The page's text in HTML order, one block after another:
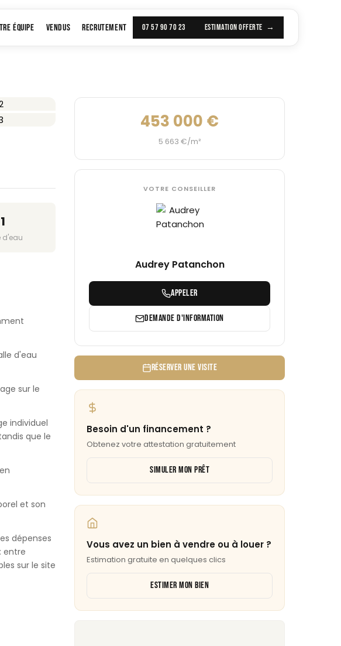
ÉQUIPE VENDUS RECRUTEMENT 07 57 90 70 23 ESTIMATION OFFERTE
1
d'eau
d'eau
sur le
individuel
que le
et son
dépenses
entre
sur le site
453 000 €
5 663 €/m²
VOTRE CONSEILLER
Audrey Patanchon
APPELER
DEMANDE D'INFORMATION
RÉSERVER UNE VISITE
Besoin d'un financement ?
Obtenez votre attestation gratuitement
SIMULER MON PRÊT
Vous avez un bien à vendre ou à louer ?
Estimation gratuite en quelques clics
ESTIMER MON BIEN